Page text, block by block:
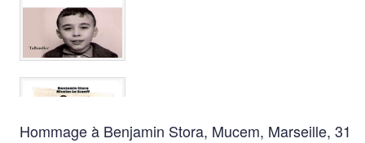
Hommage à Benjamin Stora, Mucem, Marseille, 31